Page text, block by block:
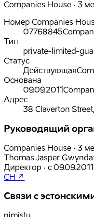
Companies House · 3
Номер Companies
07768845
Тип
private-limited-
Статус
Действующая
Основана
09.09.2011
Адрес
38 Claverton
Руководящий
Companies House · 3
Thomas Jasper
Директор · с 09.09.2011
CH ↗
Связи с